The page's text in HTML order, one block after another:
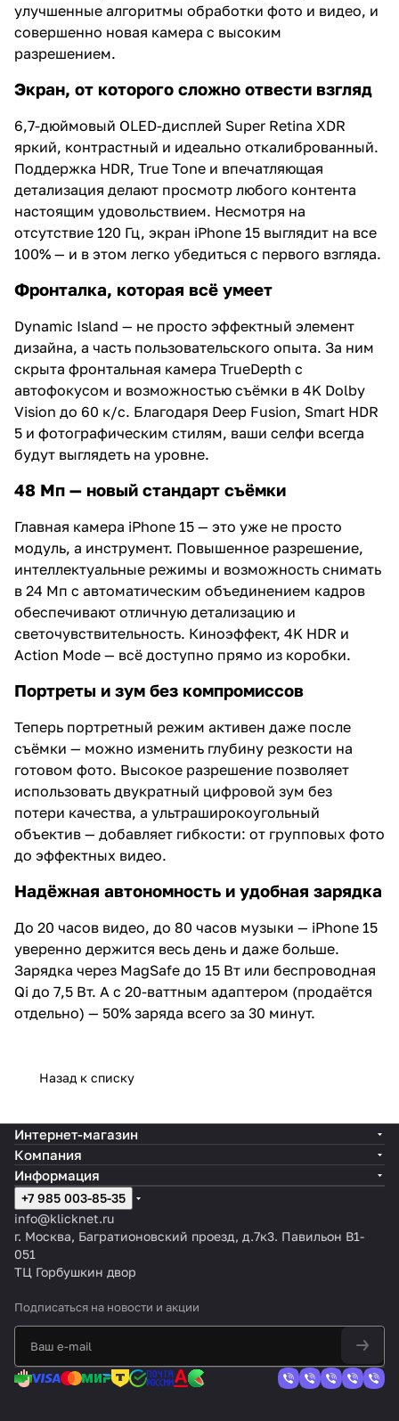
улучшенные алгоритмы обработки фото и видео, и
совершенно новая камера с высоким
разрешением.
Экран, от которого сложно отвести взгляд
6,7-дюймовый OLED-дисплей Super Retina XDR
яркий, контрастный и идеально откалиброванный.
Поддержка HDR, True Tone и впечатляющая
детализация делают просмотр любого контента
настоящим удовольствием. Несмотря на
отсутствие 120 Гц, экран iPhone 15 выглядит на все
100% — и в этом легко убедиться с первого взгляда.
Фронталка, которая всё умеет
Dynamic Island — не просто эффектный элемент
дизайна, а часть пользовательского опыта. За ним
скрыта фронтальная камера TrueDepth с
автофокусом и возможностью съёмки в 4K Dolby
Vision до 60 к/с. Благодаря Deep Fusion, Smart HDR
5 и фотографическим стилям, ваши селфи всегда
будут выглядеть на уровне.
48 Мп — новый стандарт съёмки
Главная камера iPhone 15 — это уже не просто
модуль, а инструмент. Повышенное разрешение,
интеллектуальные режимы и возможность снимать
в 24 Мп с автоматическим объединением кадров
обеспечивают отличную детализацию и
светочувствительность. Киноэффект, 4K HDR и
Action Mode — всё доступно прямо из коробки.
Портреты и зум без компромиссов
Теперь портретный режим активен даже после
съёмки — можно изменить глубину резкости на
готовом фото. Высокое разрешение позволяет
использовать двукратный цифровой зум без
потери качества, а ультраширокоугольный
объектив — добавляет гибкости: от групповых фото
до эффектных видео.
Надёжная автономность и удобная зарядка
До 20 часов видео, до 80 часов музыки — iPhone 15
уверенно держится весь день и даже больше.
Зарядка через MagSafe до 15 Вт или беспроводная
Qi до 7,5 Вт. А с 20-ваттным адаптером (продаётся
отдельно) — 50% заряда всего за 30 минут.
Назад к списку
Интернет-магазин
Компания
Информация
+7 985 003-85-35
info@klicknet.ru
г. Москва, Багратионовский проезд, д.7к3. Павильон B1-
051
ТЦ Горбушкин двор
Подписаться на новости и акции